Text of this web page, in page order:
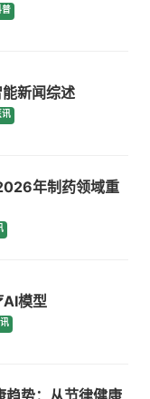
普
新闻综述
讯
年制药领域重
模型
势：从节律健康